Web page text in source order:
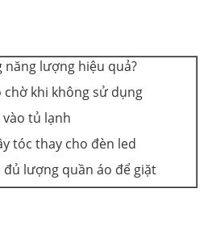
lượng hiệu quả?
khi không sử dụng
tủ lạnh
tóc thay cho đèn led
đủ lượng quần áo để giặt